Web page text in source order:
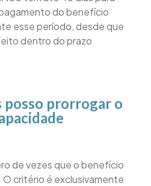
do benefício
esse período, desde que
dentro do prazo
posso prorrogar o
de vezes que o benefício
critério é exclusivamente